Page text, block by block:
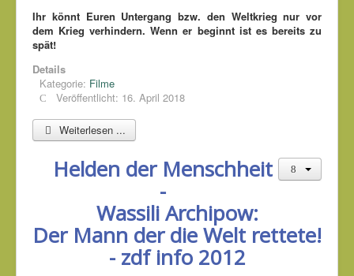
Ihr könnt Euren Untergang bzw. den Weltkrieg nur vor
dem Krieg verhindern. Wenn er beginnt ist es bereits zu
spät!
Details
Kategorie: Filme
Veröffentlicht: 16. April 2018
Weiterlesen ...
Helden der Menschheit
-
Wassili Archipow:
Der Mann der die Welt rettete!
- zdf info 2012